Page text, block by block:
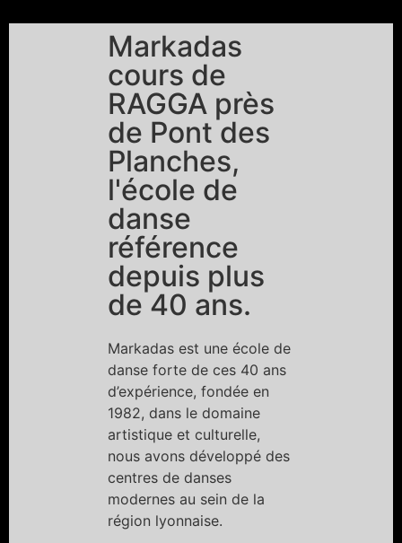
Markadas
cours de
RAGGA près
de Pont des
Planches,
l'école de
danse
référence
depuis plus
de 40 ans.
Markadas est une école de
danse forte de ces 40 ans
d’expérience, fondée en
1982, dans le domaine
artistique et culturelle,
nous avons développé des
centres de danses
modernes au sein de la
région lyonnaise.